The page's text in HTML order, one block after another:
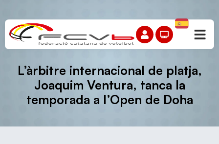
L’àrbitre internacional de platja,
Joaquim Ventura, tanca la
temporada a l’Open de Doha